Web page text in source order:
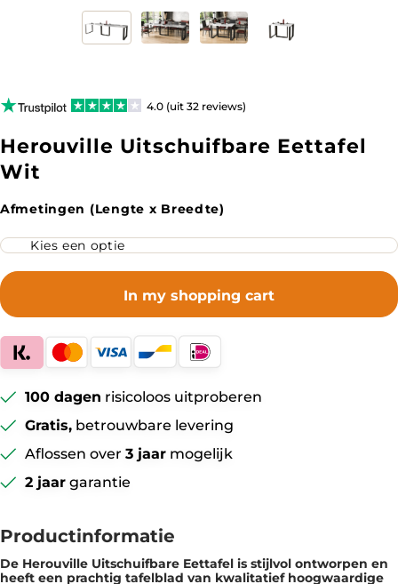
Productinformatie
De Herouville Uitschuifbare Eettafel is ​​stijlvol ontworpen en
heeft een prachtig tafelblad van kwalitatief hoogwaardige
4.0 (uit 32 reviews)
Herouville Uitschuifbare Eettafel
Wit
Afmetingen (Lengte x Breedte)
In my shopping cart
100 dagen risicoloos uitproberen
Gratis, betrouwbare levering
Aflossen over 3 jaar mogelijk
2 jaargarantie